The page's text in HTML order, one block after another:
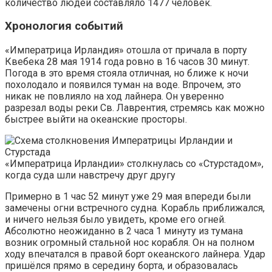
количество людей составляло 1477 человек.
Хронология событий
«Императрица Ирландия» отошла от причала в порту
Квебека 28 мая 1914 года ровно в 16 часов 30 минут.
Погода в это время стояла отличная, но ближе к ночи
похолодало и появился туман на воде. Впрочем, это
никак не повлияло на ход лайнера. Он уверенно
разрезал воды реки Св. Лаврентия, стремясь как можно
быстрее выйти на океанские просторы.
«Императрица Ирландии» столкнулась со «Стурстадом»,
когда суда шли навстречу друг другу
Примерно в 1 час 52 минут уже 29 мая впереди были
замечены огни встречного судна. Корабль приближался,
и ничего нельзя было увидеть, кроме его огней.
Абсолютно неожиданно в 2 часа 1 минуту из тумана
возник огромный стальной нос корабля. Он на полном
ходу впечатался в правой борт океанского лайнера. Удар
пришёлся прямо в середину борта, и образовалась